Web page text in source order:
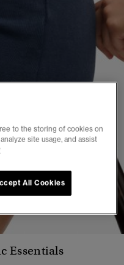
5 6
Essentials
to the storing of cookies on
site usage, and assist
All Cookies